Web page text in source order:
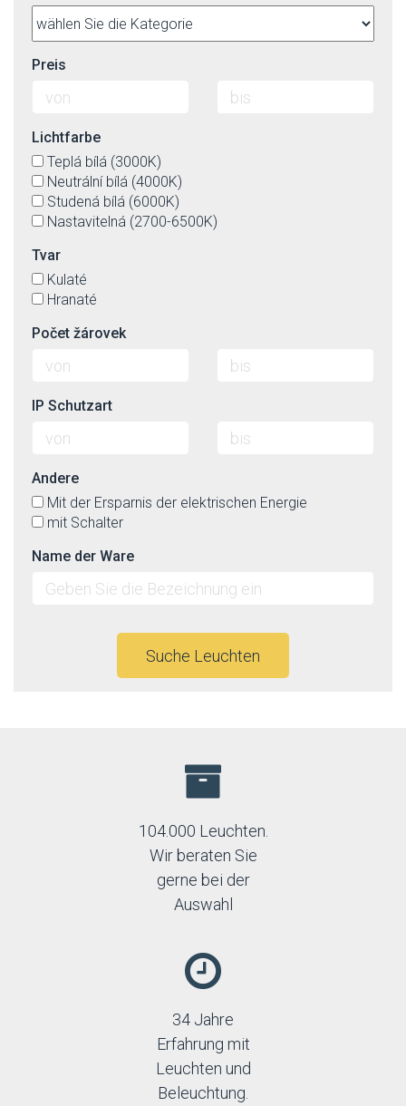
Preis
Lichtfarbe
Teplá bílá (3000K)
Neutrální bílá (4000K)
Studená bílá (6000K)
Nastavitelná (2700-6500K)
Tvar
Kulaté
Hranaté
Počet žárovek
IP Schutzart
Andere
Mit der Ersparnis der elektrischen Energie
mit Schalter
Name der Ware
Suche Leuchten
104.000 Leuchten.
Wir beraten Sie
gerne bei der
Auswahl
34 Jahre
Erfahrung mit
Leuchten und
Beleuchtung.